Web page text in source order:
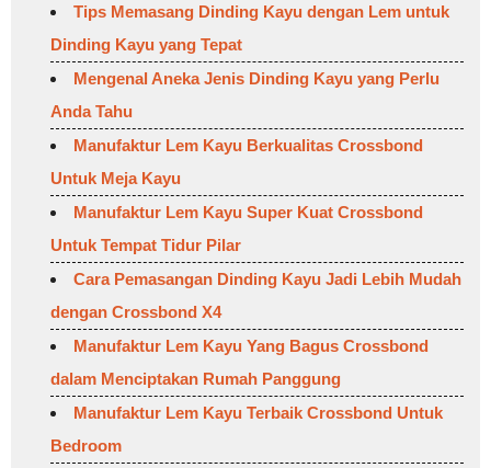
Tips Memasang Dinding Kayu dengan Lem untuk
Dinding Kayu yang Tepat
Mengenal Aneka Jenis Dinding Kayu yang Perlu
Anda Tahu
Manufaktur Lem Kayu Berkualitas Crossbond
Untuk Meja Kayu
Manufaktur Lem Kayu Super Kuat Crossbond
Untuk Tempat Tidur Pilar
Cara Pemasangan Dinding Kayu Jadi Lebih Mudah
dengan Crossbond X4
Manufaktur Lem Kayu Yang Bagus Crossbond
dalam Menciptakan Rumah Panggung
Manufaktur Lem Kayu Terbaik Crossbond Untuk
Bedroom